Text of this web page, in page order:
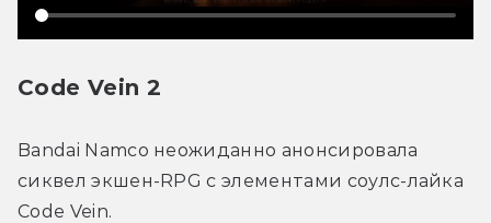
Code Vein 2
Bandai Namco неожиданно анонсировала
сиквел экшен-RPG с элементами соулс-лайка
Code Vein.